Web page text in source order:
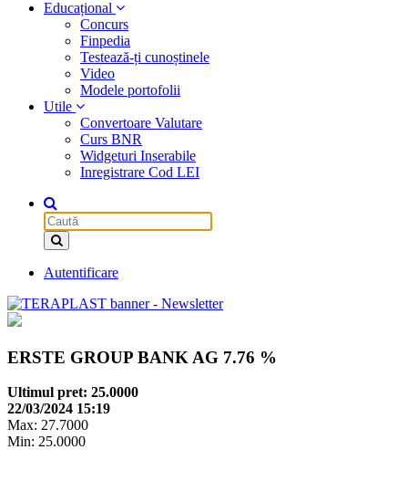
Educațional
Concurs
Finpedia
Testează-ți cunoștinele
Video
Modele portofolii
Utile
Convertoare Valutare
Curs BNR
Widgeturi Inserabile
Inregistrare Cod LEI
Autentificare
ERSTE GROUP BANK AG 7.76 %
Ultimul pret: 25.0000
22/03/2024 15:19
Max: 27.7000
Min: 25.0000